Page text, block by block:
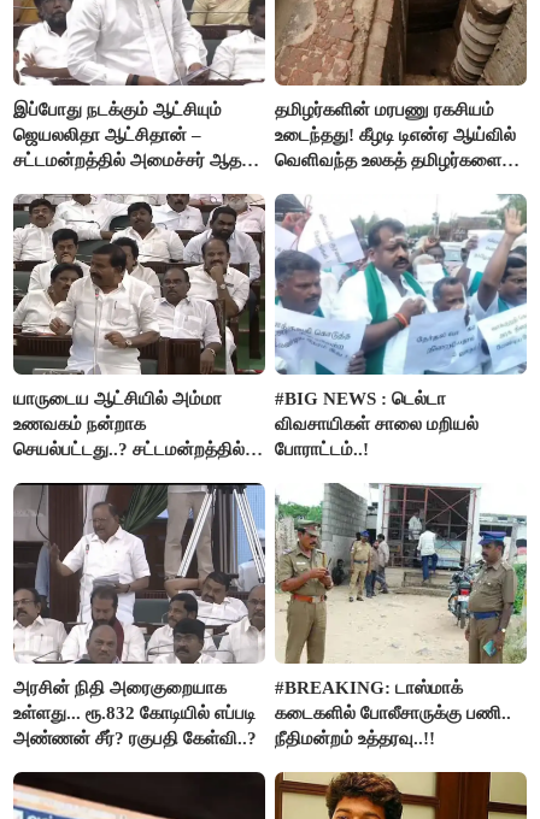
இப்போது நடக்கும் ஆட்சியும்
ஜெயலலிதா ஆட்சிதான் –
சட்டமன்றத்தில் அமைச்சர் ஆதவ்
தமிழர்களின் மரபணு ரகசியம்
உடைந்தது! கீழடி டிஎன்ஏ ஆய்வில்
வெளிவந்த உலகத் தமிழர்களை
யாருடைய ஆட்சியில் அம்மா
உணவகம் நன்றாக
செயல்பட்டது..? சட்டமன்றத்தில்
#BIG NEWS : டெல்டா
விவசாயிகள் சாலை மறியல்
போராட்டம்..!
அரசின் நிதி அரைகுறையாக
உள்ளது... ரூ.832 கோடியில் எப்படி
அண்ணன் சீர்? ரகுபதி கேள்வி..?
#BREAKING: டாஸ்மாக்
கடைகளில் போலீசாருக்கு பணி..
நீதிமன்றம் உத்தரவு..!!